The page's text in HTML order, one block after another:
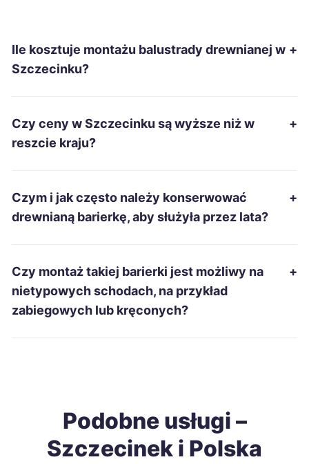
Kwidzyn 230 zł
Jarosław
Tomaszów Mazowiecki 231 zł
Gniezno
Ostrołęka 234 zł
Ile kosztuje montażu balustrady drewnianej w
Szczecinku?
+
Czy ceny w Szczecinku są wyższe niż w
reszcie kraju?
+
Czym i jak często należy konserwować
drewnianą barierkę, aby służyła przez lata?
+
Czy montaż takiej barierki jest możliwy na
nietypowych schodach, na przykład
zabiegowych lub kręconych?
+
Podobne usługi –
Szczecinek i Polska